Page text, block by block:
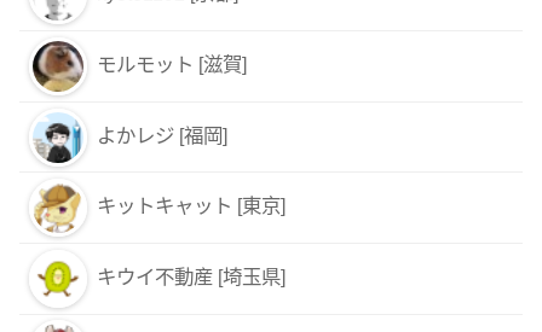
モルモット [滋賀]
よかレジ [福岡]
キットキャット [東京]
キウイ不動産 [埼玉県]